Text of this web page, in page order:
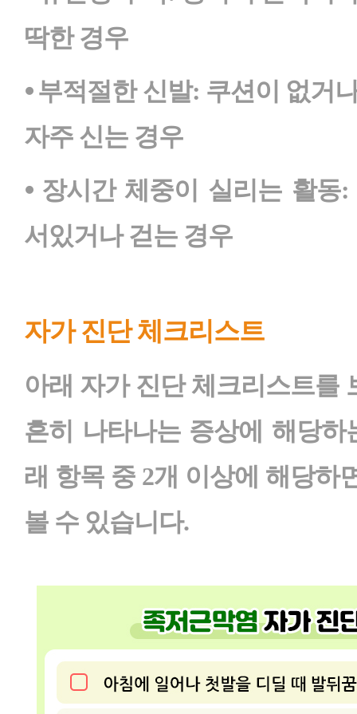
딱한 경우
⦁ 부적절한 신발: 쿠션이 없거
자주 신는 경우
⦁ 장시간 체중이 실리는 활동
서있거나 걷는 경우
자가 진단 체크리스트
아래 자가 진단 체크리스트를
흔히 나타나는 증상에 해당
래 항목 중 2개 이상에 해당하
볼 수 있습니다.